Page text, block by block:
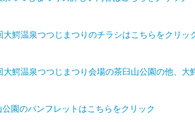
大鰐温泉つつじまつりのチラシはこちらをクリッ
大鰐温泉つつじまつり会場の茶臼山公園の他、大
園のパンフレットはこちらをクリック